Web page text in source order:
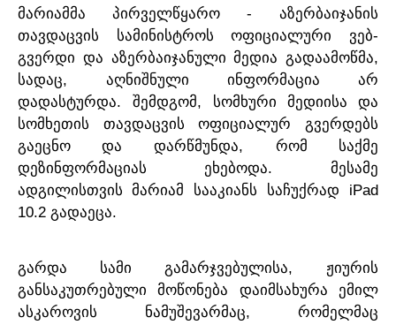
მარიამმა პირველწყარო-აზერბაიჯანის
თავდაცვის
სამინისტროს ოფიციალური ვებ-
გვერდი და აზერბაიჯანული მედია გადაამოწმა,
სადაც, აღნიშნული ინფორმაცია
არ
დადასტურდა. შემდგომ, სომხური მედიისა
და
სომხეთის
თავდაცვის ოფიციალურ
გვერდებს
გაეცნო
და დარწმუნდა, რომ
საქმე
დეზინფორმაციას
ეხებოდა.მესამე
ადგილისთვის
მარიამ სააკიანს საჩუქრად iPad
10.2 გადაეცა.
გარდა სამი გამარჯვებულისა, ჟიურის
განსაკუთრებული
მოწონება დაიმსახურა
ემილ
ასკაროვის
ნამუშევარმაც,რომელმაც